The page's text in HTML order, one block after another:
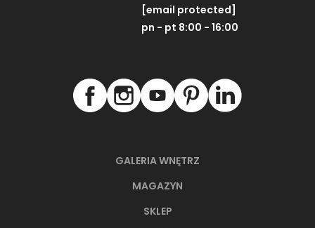
GALERIA WNĘTRZ
MAGAZYN
SKLEP
[email protected]
pn - pt 8:00 - 16:00